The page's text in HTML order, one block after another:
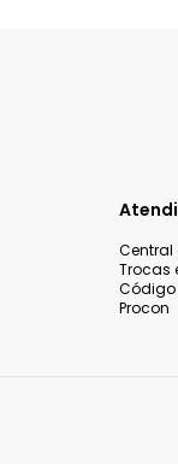
Central
Trocas
Procon